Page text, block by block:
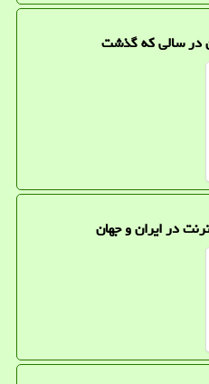
در سالی که گذشت
در ایران و جهان